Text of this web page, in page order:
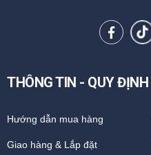
THÔNG TIN - QUY ĐỊNH
Hướng dẫn mua hàng
Giao hàng & Lắp đặt